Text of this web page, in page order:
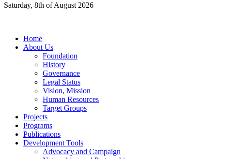
Saturday, 8th of August 2026
Home
About Us
Foundation
History
Governance
Legal Status
Vision, Mission
Human Resources
Target Groups
Projects
Programs
Publications
Development Tools
Advocacy and Campaign